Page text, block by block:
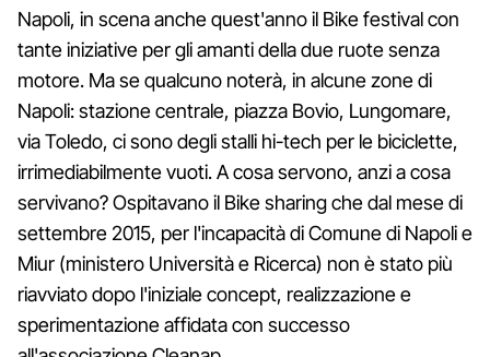
Napoli, in scena anche quest'anno il Bike festival con
tante iniziative per gli amanti della due ruote senza
motore. Ma se qualcuno noterà, in alcune zone di
Napoli: stazione centrale, piazza Bovio, Lungomare,
via Toledo, ci sono degli stalli hi-tech per le biciclette,
irrimediabilmente vuoti. A cosa servono, anzi a cosa
servivano? Ospitavano il Bike sharing che dal mese di
settembre 2015, per l'incapacità di Comune di Napoli e
Miur (ministero Università e Ricerca) non è stato più
riavviato dopo l'iniziale concept, realizzazione e
sperimentazione affidata con successo